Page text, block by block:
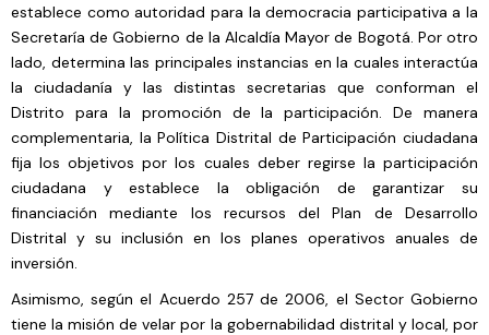
establece como autoridad para la democracia participativa a la
Secretaría de Gobierno de la Alcaldía Mayor de Bogotá. Por otro
lado, determina las principales instancias en la cuales interactúa
la ciudadanía y las distintas secretarias que conforman el
Distrito para la promoción de la participación. De manera
complementaria, la Política Distrital de Participación ciudadana
fija los objetivos por los cuales deber regirse la participación
ciudadana y establece la obligación de garantizar su
financiación mediante los recursos del Plan de Desarrollo
Distrital y su inclusión en los planes operativos anuales de
inversión.
Asimismo, según el Acuerdo 257 de 2006, el Sector Gobierno
tiene la misión de velar por la gobernabilidad distrital y local, por